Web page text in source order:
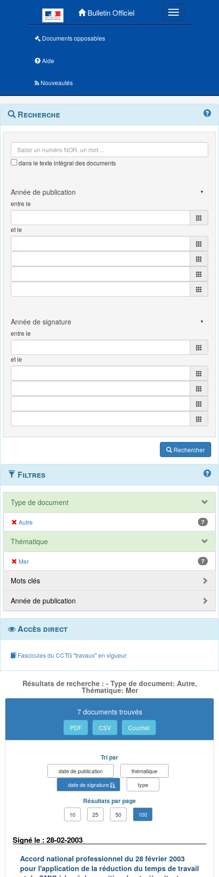
Bulletin Officiel Toggle
Documents opposables
Aide
Nouveautés
Navigation
outils
Menu
contextuel
Recherche
dans le texte intégral des documents
entre le
et le
entre le
et le
Rechercher
Filtres
Type de document
Autre 7
Thématique
Mer 7
Mots clés
Année de publication
Accès direct
Fascicules du CCTG "travaux" en vigueur
Résultats de recherche : - Type de document: Autre,
Thématique: Mer
7 documents trouvés
PDF CSV Courriel
Tri par
date de publication
thématique
date de signature
type
Résultats par page
10 25 50 100
Signé le : 28-02-2003
Accord national professionnel du 28 février 2003
pour l'application de la réduction du temps de travail